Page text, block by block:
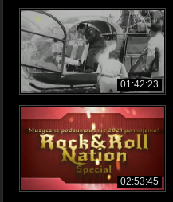
01:42:23
02:53:45